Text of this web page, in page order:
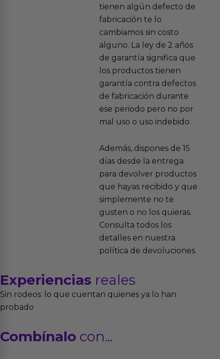
tienen algún defecto de
fabricación te lo
cambiamos sin costo
alguno. La ley de 2 años
de garantía significa que
los productos tienen
garantía contra defectos
de fabricación durante
ese periodo pero no por
mal uso o uso indebido.
Además, dispones de 15
días desde la entrega
para devolver productos
que hayas recibido y que
simplemente no te
gusten o no los quieras.
Consulta todos los
detalles en nuestra
política de devoluciones.
Experiencias reales
Sin rodeos: lo que cuentan quienes ya lo han
probado
Combínalo con...